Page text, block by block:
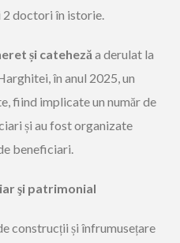
2 doctori în istorie.
și cateheză a derulat la
în anul 2025, un
fiind implicate un număr de
și au fost organizate
beneficiari.
şi patrimonial
construcții și înfrumusețare